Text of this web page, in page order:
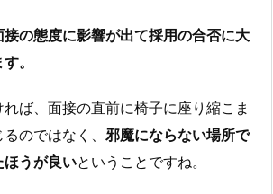
接の態度に影響が出て採用の合否に大
。
ば、面接の直前に椅子に座り縮こま
のではなく、 邪魔にならない場所で
ほうが良いということですね。